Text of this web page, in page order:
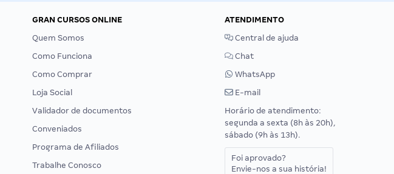
GRAN CURSOS ONLINE
Quem Somos
Como Funciona
Como Comprar
Loja Social
Validador de documentos
Conveniados
Programa de Afiliados
Trabalhe Conosco
ATENDIMENTO
Central de ajuda
Chat
WhatsApp
E-mail
Horário de atendimento:
segunda a sexta (8h às 20h),
sábado (9h às 13h).
Foi aprovado?
Envie-nos a sua história!